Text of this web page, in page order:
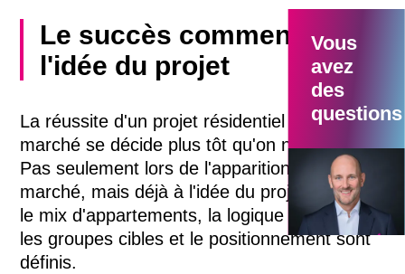
Vous
avez
des
questions
Philippe Frei
Responsable
de la direction
+41 58 400
Le succès commence par
l'idée du projet
La réussite d'un projet résidentiel sur le
marché se décide plus tôt qu'on ne le pense.
Pas seulement lors de l'apparition sur le
marché, mais déjà à l'idée du projet, lorsque
le mix d'appartements, la logique des prix,
les groupes cibles et le positionnement sont
définis.